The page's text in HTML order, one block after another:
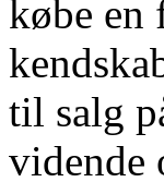
købe en
til salg
vidende